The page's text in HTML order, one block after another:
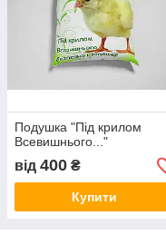
Подушка "Під крилом
Всевишнього..."
від 400 ₴
Купити